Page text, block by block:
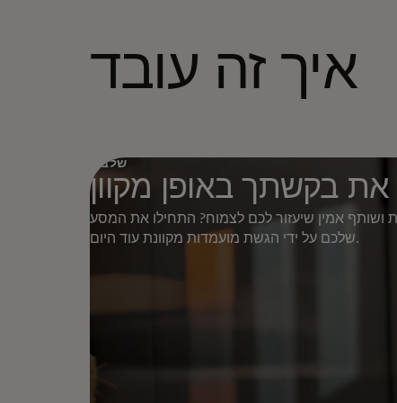
איך זה עובד
שלב 1
בקשתך באופן מקוון
אמין שיעזור לכם לצמוח? התחילו את המסע
שלכם על ידי הגשת מועמדות מקוונת עוד היום.